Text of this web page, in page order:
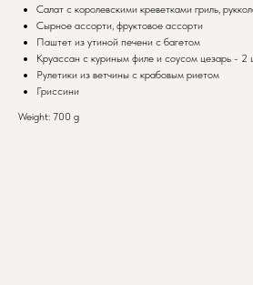
Салат с королевскими креветками гриль,
Сырное ассорти, фруктовое ассорти
Паштет из утиной печени с багетом
Круассан с куриным филе и соусом цезарь - 2
Рулетики из ветчины с крабовым риетом
Гриссини
Weight: 700 g